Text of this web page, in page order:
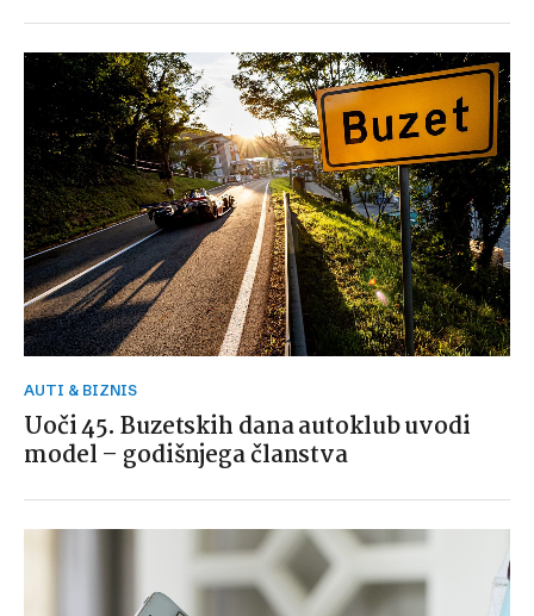
AUTI & BIZNIS
Uoči 45. Buzetskih dana autoklub uvodi
model – godišnjega članstva